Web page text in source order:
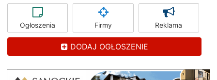
Ogłoszenia Firmy Reklama
DODAJ OGŁOSZENIE